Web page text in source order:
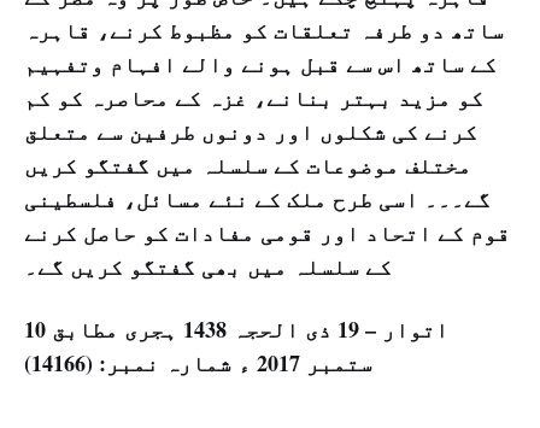
ساتھ دو طرفہ تعلقات کو مظبوط کرنے، قاہرہ
کے ساتھ اس سے قبل ہونے والے افہام وتفہیم
کو مزید بہتر بنانے، غزہ کے محاصرہ کو کم
کرنے کی شکلوں اور دونوں طرفین سے متعلق
مختلف موضوعات کے سلسلہ میں گفتگو کریں
گے۔۔۔ اسی طرح ملک کے نئے مسائل، فلسطینی
قوم کے اتحاد اور قومی مفادات کو حاصل کرنے
کے سلسلہ میں بھی گفتگو کریں گے۔
اتوار – 19 ذی الحجہ 1438 ہجری مطابق 10
ستمبر 2017 ء شمارہ نمبر: (14166)